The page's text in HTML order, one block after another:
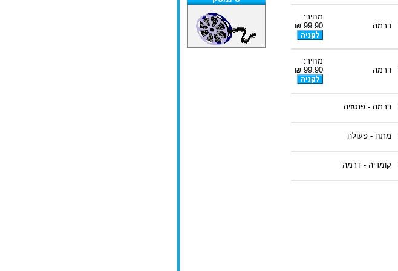
דרמה
מחיר:
99.90 ₪
דרמה
מחיר:
99.90 ₪
דרמה - פנטזיה
מתח - פעולה
קומדיה - דרמה